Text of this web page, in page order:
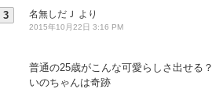
3 名無しだＪ より
2015年10月22日 3:16 PM
普通の25歳がこんな可愛らしさ出せる？
いのちゃんは奇跡